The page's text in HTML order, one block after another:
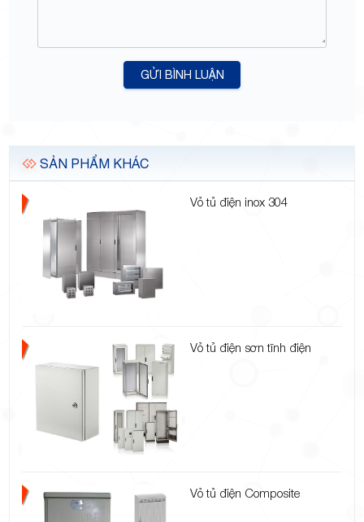
GỬI BÌNH LUẬN
SẢN PHẨM KHÁC
Vỏ tủ điện inox 304
Vỏ tủ điện sơn tĩnh điện
Vỏ tủ điện Composite